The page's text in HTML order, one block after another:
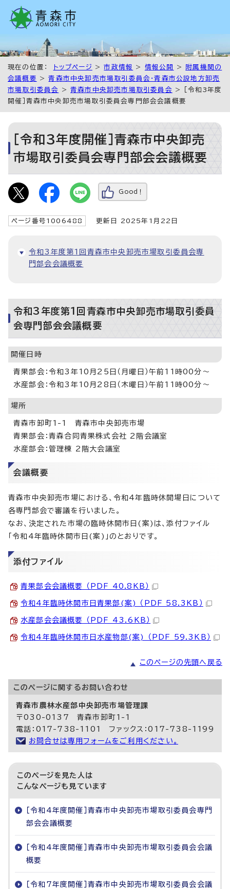
現在の位置： トップページ >市政情報 > 情報公開 >
附属機関の
会議概要
>青森市中央卸売市場取引委員会・青森市公設地方卸売
市場取引委員会
>青森市中央卸売市場取引委員会
> ［令和3年度
開催］青森市中央卸売市場取引委員会専門部会会議概要
［令和3年度開催］青森市中央卸売
市場取引委員会専門部会会議概要
Good！
ページ番号1006488 更新日 2025年1月22日
令和3年度第1回青森市中央卸売市場取引委員会専
門部会会議概要
令和3年度第1回青森市中央卸売市場取引委員
会専門部会会議概要
開催日時
青果部会：令和3年10月25日（月曜日）午前11時00分～
水産部会：令和3年10月28日（木曜日）午前11時00分～
場所
青森市卸町1-1 青森市中央卸売市場
青果部会：青森合同青果株式会社 2階会議室
水産部会：管理棟 2階大会議室
会議概要
青森市中央卸売市場における、令和4年臨時休開場日について
各専門部会で審議を行いました。
なお、決定された市場の臨時休開市日(案)は、添付ファイル
「令和4年臨時休開市日(案)」のとおりです。
添付ファイル
青果部会会議概要 （PDF 40.8KB）
令和4年臨時休開市日青果部(案) （PDF 58.3KB）
水産部会会議概要 （PDF 43.6KB）
令和4年臨時休開市日水産物部(案) （PDF 59.3KB）
このページの先頭へ戻る
このページに関する お問い合わせ
青森市農林水産部中央卸売市場管理課
〒030-0137 青森市卸町1-1
電話：017-738-1101 ファックス：017-738-1199
お問合せは専用フォームをご利用ください。
このページを見た人は
こんなページも見ています
［令和4年度開催］青森市中央卸売市場取引委員会専門
部会会議概要
［令和4年度開催］青森市中央卸売市場取引委員会会議
概要
［令和7年度開催］青森市中央卸売市場取引委員会会議